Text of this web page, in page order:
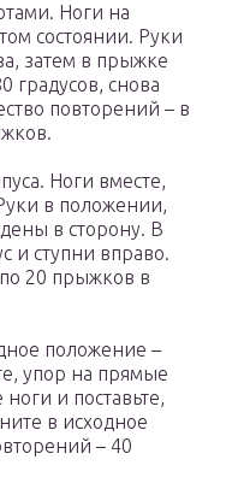
Ноги на
состоянии. Руки
затем в прыжке
градусов, снова
повторений – в
Ноги вместе,
в положении,
в сторону. В
и ступни вправо.
20 прыжков в
положение –
упор на прямые
и поставьте,
в исходное
– 40